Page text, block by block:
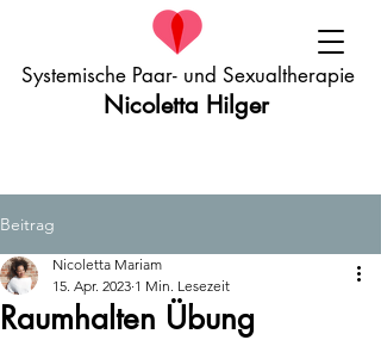
Nicoletta Hilger
Systemische Paar- und Sexualtherapie
Beitrag
Raumhalten Übung
Nicoletta Mariam
15. Apr. 2023 1 Min. Lesezeit